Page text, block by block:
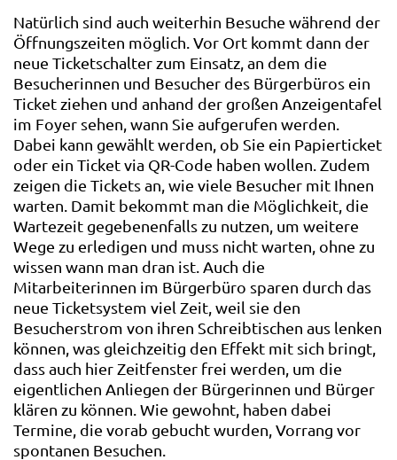
Natürlich sind auch weiterhin Besuche während der
Öffnungszeiten möglich. Vor Ort kommt dann der
neue Ticketschalter zum Einsatz, an dem die
Besucherinnen und Besucher des Bürgerbüros ein
Ticket ziehen und anhand der großen Anzeigentafel
im Foyer sehen, wann Sie aufgerufen werden.
Dabei kann gewählt werden, ob Sie ein Papierticket
oder ein Ticket via QR-Code haben wollen. Zudem
zeigen die Tickets an, wie viele Besucher mit Ihnen
warten. Damit bekommt man die Möglichkeit, die
Wartezeit gegebenenfalls zu nutzen, um weitere
Wege zu erledigen und muss nicht warten, ohne zu
wissen wann man dran ist. Auch die
Mitarbeiterinnen im Bürgerbüro sparen durch das
neue Ticketsystem viel Zeit, weil sie den
Besucherstrom von ihren Schreibtischen aus lenken
können, was gleichzeitig den Effekt mit sich bringt,
dass auch hier Zeitfenster frei werden, um die
eigentlichen Anliegen der Bürgerinnen und Bürger
klären zu können. Wie gewohnt, haben dabei
Termine, die vorab gebucht wurden, Vorrang vor
spontanen Besuchen.